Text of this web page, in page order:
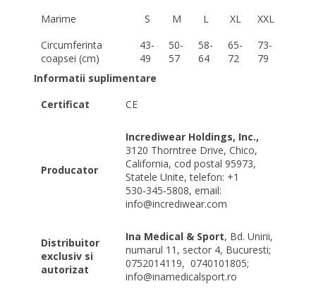
Marime
S M L XL
XXL
Circumferinta
coapsei (cm)
43-
49
50-
57
58-
64
65-
72
73-
79
Informatii suplimentare
Certificat
CE
Producator
Incrediwear Holdings, Inc.,
3120 Thorntree Drive, Chico,
California, cod postal 95973,
Statele Unite, telefon: +1
530‑345‑5808, email:
info@incrediwear.com
Distribuitor
exclusiv si
autorizat
Ina Medical & Sport, Bd. Unirii,
numarul 11, sector 4, Bucuresti;
0752014119, 0740101805;
info@inamedicalsport.ro